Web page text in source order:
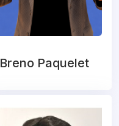
Breno Paquelet